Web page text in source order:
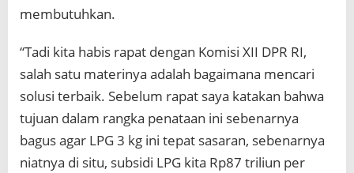
membutuhkan.
“Tadi kita habis rapat dengan Komisi XII DPR RI,
salah satu materinya adalah bagaimana mencari
solusi terbaik. Sebelum rapat saya katakan bahwa
tujuan dalam rangka penataan ini sebenarnya
bagus agar LPG 3 kg ini tepat sasaran, sebenarnya
niatnya di situ, subsidi LPG kita Rp87 triliun per